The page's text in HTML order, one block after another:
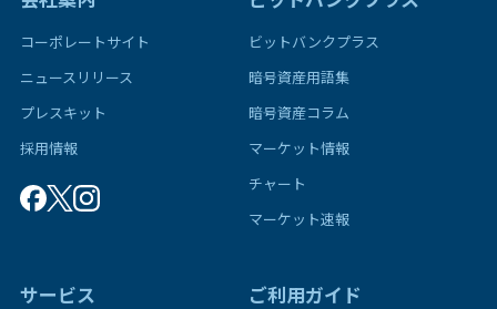
コーポレートサイト
ニュースリリース
プレスキット
採用情報
ビットバンクプラス
暗号資産用語集
暗号資産コラム
マーケット情報
チャート
マーケット速報
サービス ご利用ガイド